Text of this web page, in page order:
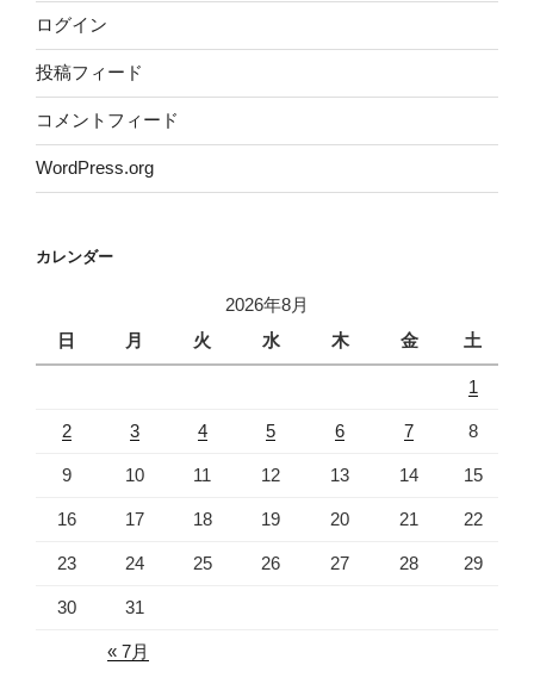
ログイン
投稿フィード
コメントフィード
WordPress.org
カレンダー
2026年8月
日
月 火 水 木 金 土
1
2 3 4 5 6 7 8
9 10 11 12 13 14 15
16 17 18 19 20 21 22
23 24 25 26 27 28 29
30 31
« 7月